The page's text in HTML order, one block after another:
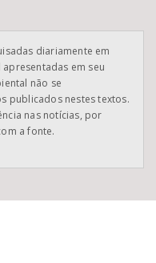
diariamente em
em seu
não se
publicados nestes textos.
nas notícias, por
a fonte.